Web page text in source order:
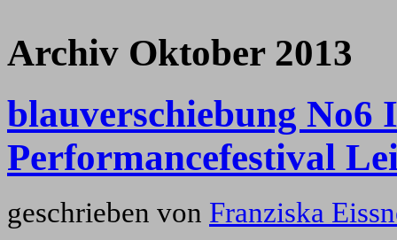
Archiv Oktober 2013
blauverschiebung No6
Performancefestival
geschrieben von Franziska